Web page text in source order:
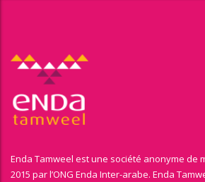
Enda Tamweel est une société anonyme de
2015 par l’ONG Enda Inter-arabe. Enda